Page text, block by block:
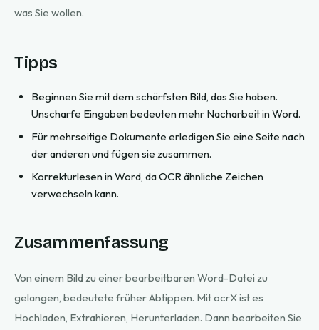
was Sie wollen.
Tipps
Beginnen Sie mit dem schärfsten Bild, das Sie haben.
Unscharfe Eingaben bedeuten mehr Nacharbeit in Word.
Für mehrseitige Dokumente erledigen Sie eine Seite nach
der anderen und fügen sie zusammen.
Korrekturlesen in Word, da OCR ähnliche Zeichen
verwechseln kann.
Zusammenfassung
Von einem Bild zu einer bearbeitbaren Word-Datei zu
gelangen, bedeutete früher Abtippen. Mit ocrX ist es
Hochladen, Extrahieren, Herunterladen. Dann bearbeiten Sie